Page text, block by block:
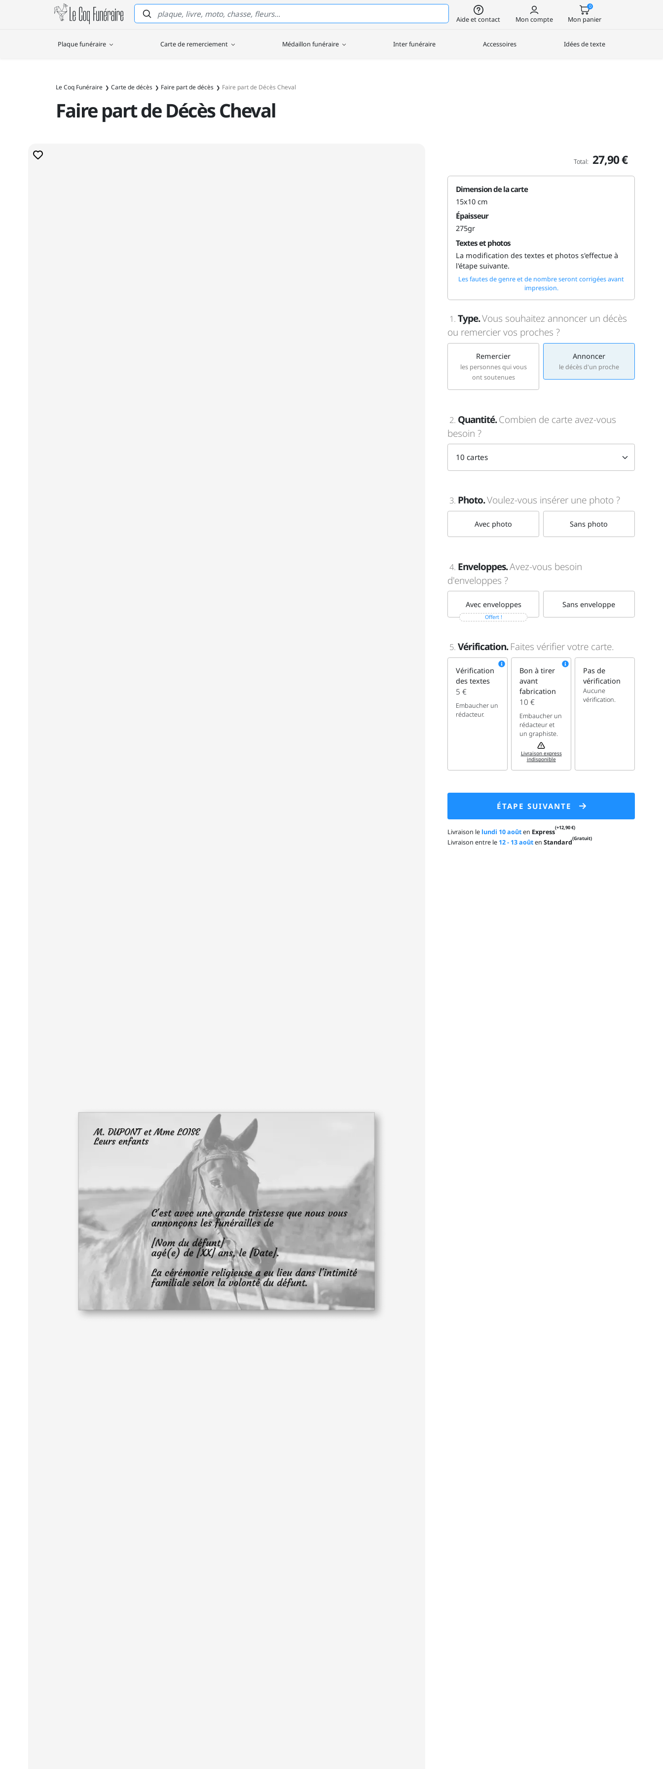
Le Coq Funéraire
Aide et contact Mon compte
0
Mon panier
Plaque funéraire Carte de remerciement Médaillon funéraire Inter funéraire Accessoires Idées de texte
Le Coq Funéraire Carte de décès Faire part de décès Faire part de Décès Cheval
Faire part de Décès Cheval
Total: 27,90 €
Dimension de la carte
15x10 cm
Épaisseur
275gr
Textes et photos
La modification des textes et photos s'effectue à
l'étape suivante.
Les fautes de genre et de nombre seront corrigées avant
impression.
1. Type.Vous souhaitez annoncer un décès
ou remercier vos proches ?
Remercier
les personnes qui vous
ont soutenues
Annoncer
le décès d'un proche
2. Quantité.Combien de carte avez-vous
besoin ?
3. Photo.Voulez-vous insérer une photo ?
Avec photo Sans photo
4. Enveloppes.Avez-vous besoin
d'enveloppes ?
Avec enveloppes
Offert !
Sans enveloppe
5. Vérification. Faites vérifier votre carte.
Vérification
des textes
5 €
Embaucher un
rédacteur.
Bon à tirer
avant
fabrication
10 €
Embaucher un
rédacteur et
un graphiste.
Livraison express
indisponible
Pas de
vérification
Aucune
vérification.
ÉTAPE SUIVANTE
Livraison le lundi 10 aoûten Express(+12,90 €)
Livraison entre le 12 - 13 aoûtenStandard(Gratuit)